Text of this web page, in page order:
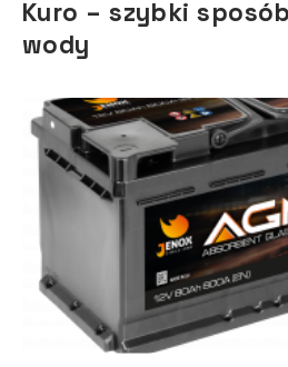
Kuro – szybki
wody